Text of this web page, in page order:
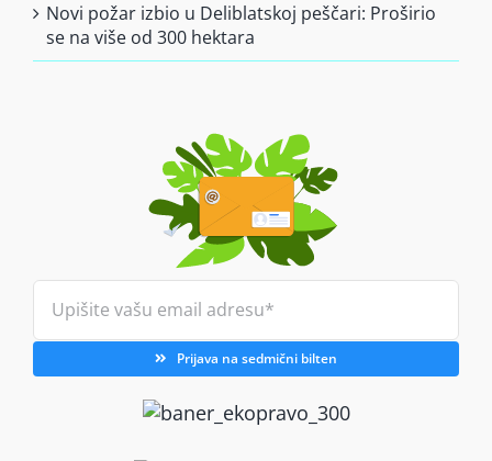
Novi požar izbio u Deliblatskoj peščari: Proširio
se na više od 300 hektara
Prijava na sedmični bilten